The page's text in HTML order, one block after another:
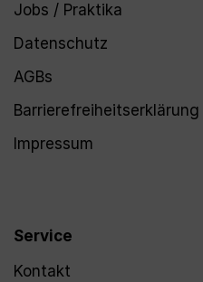
Jobs / Praktika
Datenschutz
AGBs
Barrierefreiheitserklärung
Impressum
Service
Kontakt